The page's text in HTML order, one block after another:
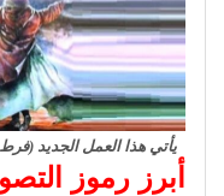
يأتي هذا العمل الجديد
أبرز رموز